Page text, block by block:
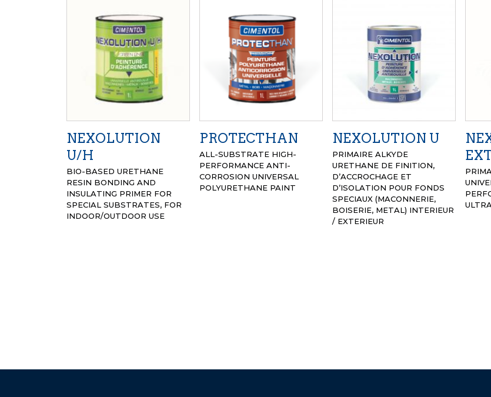
NEXOLUTION
U/H
BIO-BASED URETHANE
RESIN BONDING AND
INSULATING PRIMER FOR
SPECIAL SUBSTRATES, FOR
INDOOR/OUTDOOR USE
PROTECTHAN
ALL-SUBSTRATE HIGH-
PERFORMANCE ANTI-
CORROSION UNIVERSAL
POLYURETHANE PAINT
NEXOLUTION U
PRIMAIRE ALKYDE
URETHANE DE FINITION,
D’ACCROCHAGE ET
D’ISOLATION POUR FONDS
SPECIAUX (MACONNERIE,
BOISERIE, METAL) INTERIEUR
/ EXTERIEUR